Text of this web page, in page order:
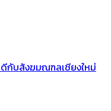
กับสังฆมณฑลเชียงใหม่